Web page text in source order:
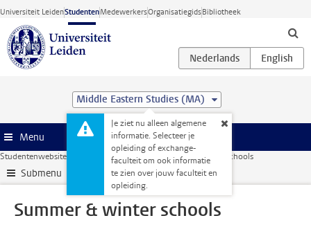
Ga direct naar de inhoud
Universiteit LeidenStudentenMedewerkersOrganisatiegidsBibliotheek
Middle Eastern Studies (MA)
Je ziet nu alleen algemene
informatie. Selecteer je
opleiding of exchange-
faculteit om ook informatie
te zien over jouw faculteit en
opleiding.
Menu
Studentenwebsite Extra studieactiviteiten Summer & winter schools
Submenu
Summer & winter schools